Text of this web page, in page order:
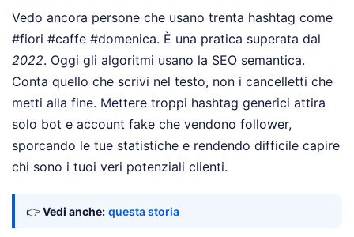
Vedo ancora persone che usano trenta hashtag come
#fiori #caffe #domenica. È una pratica superata dal
2022. Oggi gli algoritmi usano la SEO semantica.
Conta quello che scrivi nel testo, non i cancelletti che
metti alla fine. Mettere troppi hashtag generici attira
solo bot e account fake che vendono follower,
sporcando le tue statistiche e rendendo difficile capire
chi sono i tuoi veri potenziali clienti.
👉 Vedi anche: questa storia